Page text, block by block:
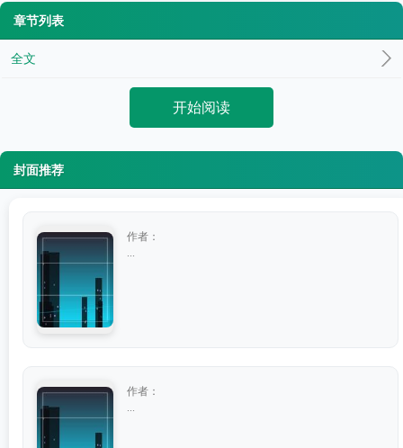
章节列表
全文
开始阅读
封面推荐
作者：
作者：